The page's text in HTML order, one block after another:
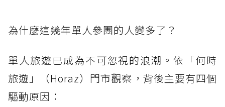
為什麼這幾年單人參團的人變多了？
單人旅遊已成為不可忽視的浪潮。依「何時
旅遊」（Horaz）門市觀察，背後主要有四個
驅動原因：